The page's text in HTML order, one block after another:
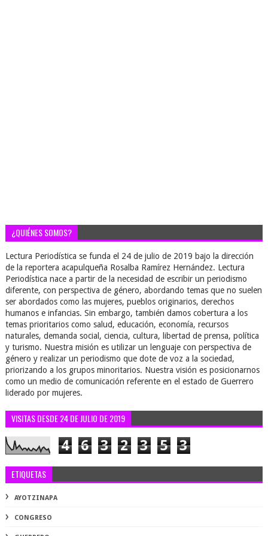
¿QUIÉNES SOMOS?
Lectura Periodística se funda el 24 de julio de 2019 bajo la dirección
de la reportera acapulqueña Rosalba Ramírez Hernández. Lectura
Periodística nace a partir de la necesidad de escribir un periodismo
diferente, con perspectiva de género, abordando temas que no suelen
ser abordados como las mujeres, pueblos originarios, derechos
humanos e infancias. Sin embargo, también damos cobertura a los
temas prioritarios como salud, educación, economía, recursos
naturales, demanda social, ciencia, cultura, libertad de prensa, política
y turismo. Nuestra misión es utilizar un lenguaje con perspectiva de
género y realizar un periodismo que dote de voz a la sociedad,
priorizando a los grupos minoritarios. Nuestra visión es posicionarnos
como un medio de comunicación referente en el estado de Guerrero
liderado por mujeres.
VISITAS DESDE 24 DE JULIO DE 2019
4 6 3 2 3 5 3
ETIQUETAS
AYOTZINAPA
CONGRESO